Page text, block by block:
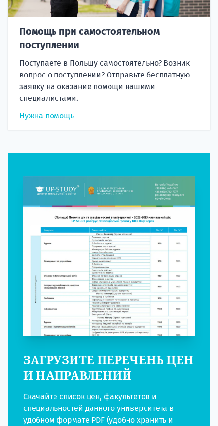
Помощь при самостоятельном
поступлении
Поступаете в Польшу самостоятельно? Возник
вопрос о поступлении? Отправьте бесплатную
заявку на оказание помощи нашими
специалистами.
Нужна помощь
ЗАГРУЗИТЕ ПЕРЕЧЕНЬ ЦЕН
И НАПРАВЛЕНИЙ
Скачайте список цен, факультетов и
специальностей данного университета в
удобном формате PDF (удобно хранить и